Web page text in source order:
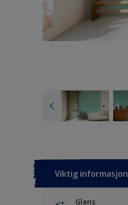
Viktig informasjon
Glans